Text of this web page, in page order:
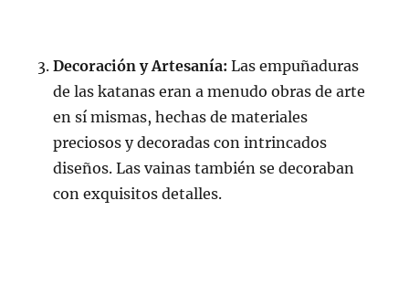
Decoración y Artesanía: Las empuñaduras
de las katanas eran a menudo obras de arte
en sí mismas, hechas de materiales
preciosos y decoradas con intrincados
diseños. Las vainas también se decoraban
con exquisitos detalles.